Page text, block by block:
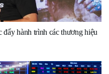
hành trình các thương hiệu